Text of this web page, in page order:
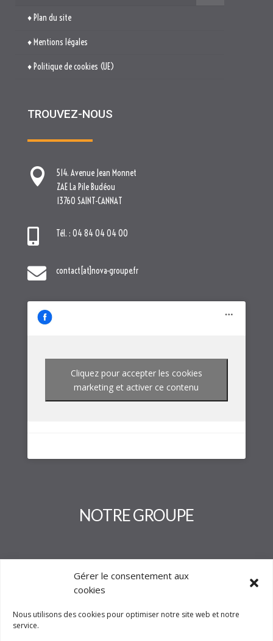
Gérer le consentement aux
cookies
Nous utilisons des cookies pour optimiser notre site web et notre
service.
♦ Plan du site
♦ Mentions légales
♦ Politique de cookies (UE)
TROUVEZ-NOUS

514. Avenue Jean Monnet
ZAE La Pile Budéou
13760 SAINT-CANNAT
 Tél. : 04 84 04 04 00
 contact[at]nova-groupe.fr
Cliquez pour accepter les cookies
marketing et activer ce contenu
NOTRE GROUPE